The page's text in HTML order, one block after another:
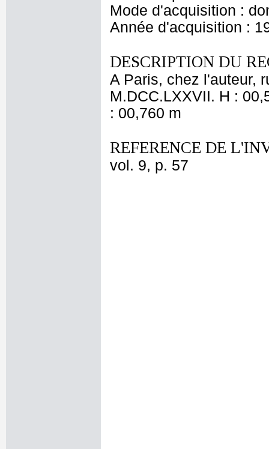
Mode d'acquisition :
Année d'acquisition :
DESCRIPTION DU
A Paris, chez l'auteur,
M.DCC.LXXVII. H :
: 00,760 m
REFERENCE DE
vol. 9, p. 57